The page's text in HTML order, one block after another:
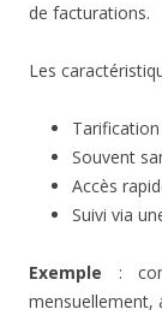
de facturations.
Les
Souvent
Accès
Suivi via
Exemple :
mensuellement,